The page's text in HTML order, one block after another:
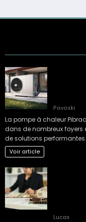
Povoski
La pompe à chaleur
dans de nombreux foyers
de solutions
Voir article
Lucas